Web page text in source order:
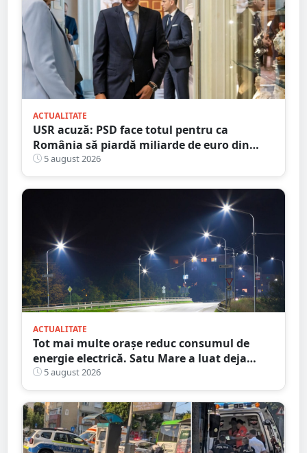
ACTUALITATE
USR acuză: PSD face totul pentru ca
România să piardă miliarde de euro din
PNRR
5 august 2026
ACTUALITATE
Tot mai multe orașe reduc consumul de
energie electrică. Satu Mare a luat deja
măsuri. Cu ce soluții au venit ceilalți
primari
5 august 2026